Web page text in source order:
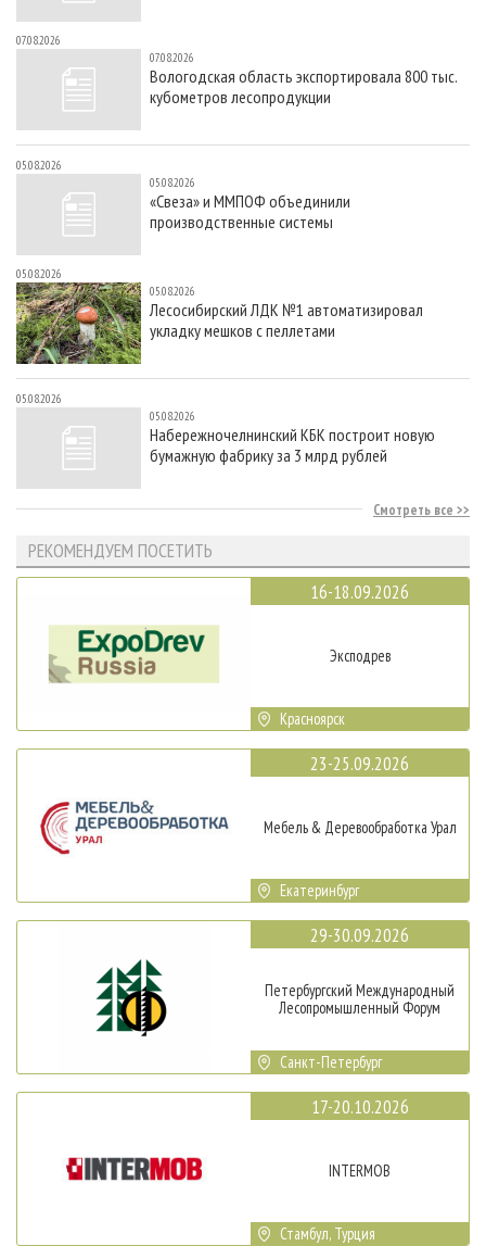
07.08.2026
07.08.2026
Вологодская область экспортировала 800 тыс.
кубометров лесопродукции
05.08.2026
05.08.2026
«Свеза» и ММПОФ объединили
производственные системы
05.08.2026
05.08.2026
Лесосибирский ЛДК №1 автоматизировал
укладку мешков с пеллетами
05.08.2026
05.08.2026
Набережночелнинский КБК построит новую
бумажную фабрику за 3 млрд рублей
Смотреть все
РЕКОМЕНДУЕМ ПОСЕТИТЬ
16-18.09.2026
Эксподрев
Красноярск
23-25.09.2026
Мебель & Деревообработка Урал
Екатеринбург
29-30.09.2026
Петербургский Международный
Лесопромышленный Форум
Санкт-Петербург
17-20.10.2026
INTERMOB
Стамбул, Турция